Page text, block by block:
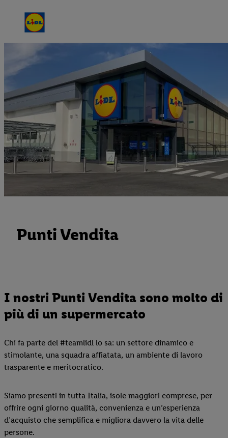
Punti Vendita
I nostri Punti Vendita sono molto di
più di un supermercato
Chi fa parte del #teamlidl lo sa: un settore dinamico e
stimolante, una squadra affiatata, un ambiente di lavoro
trasparente e meritocratico.
Siamo presenti in tutta Italia, isole maggiori comprese, per
offrire ogni giorno qualità, convenienza e un’esperienza
d’acquisto che semplifica e migliora davvero la vita delle
persone.